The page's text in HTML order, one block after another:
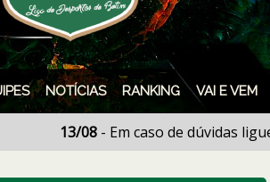
NOTÍCIAS RANKING VAI E VEM
- Em caso de dúvidas ligue